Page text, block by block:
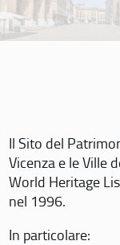
Il Sito del
Vicenza e le Ville
World Heritage
nel 1996.
In particolare: